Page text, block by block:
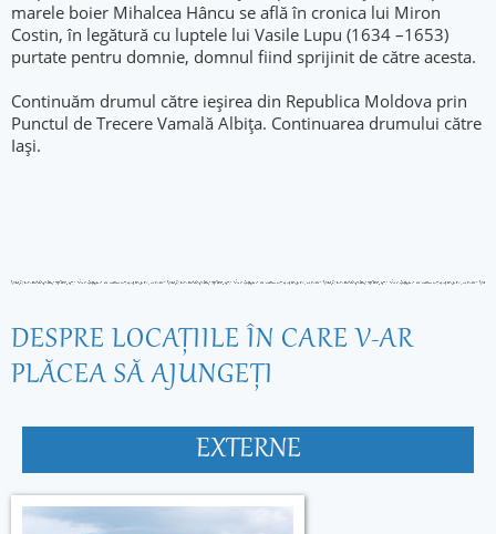
marele boier Mihalcea Hâncu se află în cronica lui Miron
Costin, în legătură cu luptele lui Vasile Lupu (1634 –1653)
purtate pentru domnie, domnul fiind sprijinit de către acesta.
Continuăm drumul către ieșirea din Republica Moldova prin
Punctul de Trecere Vamală Albița. Continuarea drumului către
Iași.
DESPRE LOCAŢIILE ÎN CARE V-AR
PLĂCEA SĂ AJUNGEŢI
EXTERNE